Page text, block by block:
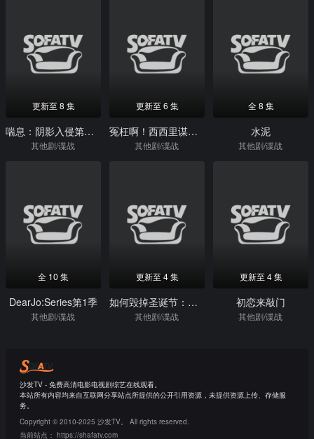
更新至 8 集
喘息：阴影入侵第二季
其他剧/谍战
更新至 6 集
冤枉啊！西西里谋杀疑案第二季
其他剧/谍战
全 8 集
水泥
其他剧/谍战
全 10 集
DearJo:Series第1季
其他剧/谍战
更新至 4 集
如何毁掉圣诞节：婚礼第二季
其他剧/谍战
更新至 4 集
初恋来敲门
其他剧/谍战
沙发TV - 免费高清电影电视剧综艺在线观看。
本站所有内容均来自互联网分享站点所提供的公开引用资源，未提供资源上传、存储服
务。
Copyright © 2010-2025 沙发TV。 All rights reserved.
当前站点： https://shafatv.com